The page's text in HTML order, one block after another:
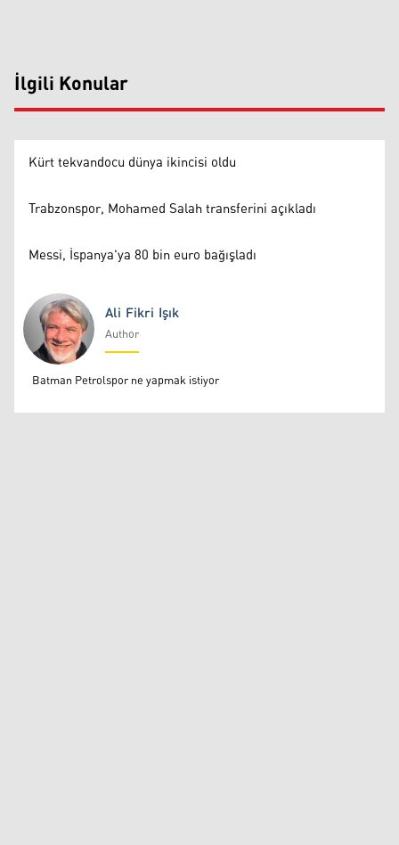
İlgili Konular
Kürt tekvandocu dünya ikincisi oldu
Trabzonspor, Mohamed Salah transferini açıkladı
Messi, İspanya'ya 80 bin euro bağışladı
Ali Fikri Işık
Ali Fikri Işık
Author
Batman Petrolspor ne yapmak istiyor